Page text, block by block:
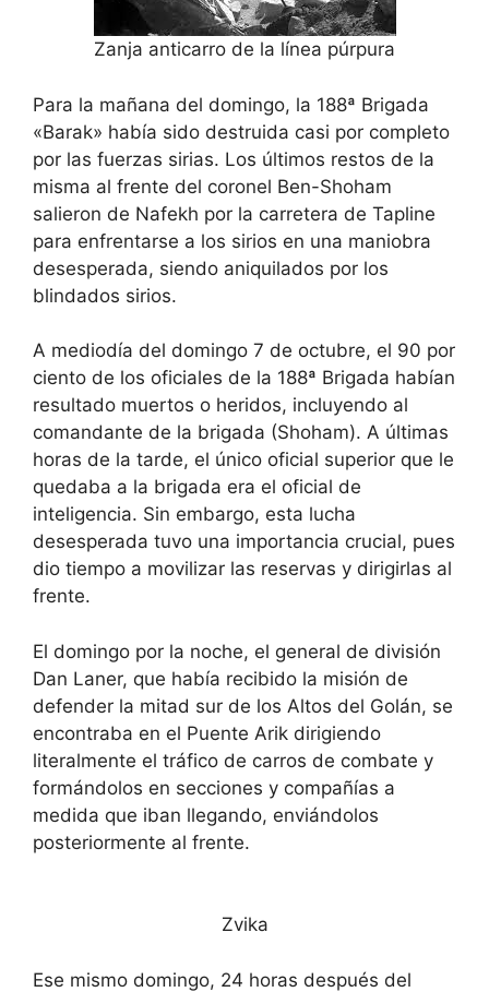
Zanja anticarro de la línea púrpura
Para la mañana del domingo, la 188ª Brigada
«Barak» había sido destruida casi por completo
por las fuerzas sirias. Los últimos restos de la
misma al frente del coronel Ben-Shoham
salieron de Nafekh por la carretera de Tapline
para enfrentarse a los sirios en una maniobra
desesperada, siendo aniquilados por los
blindados sirios.
A mediodía del domingo 7 de octubre, el 90 por
ciento de los oficiales de la 188ª Brigada habían
resultado muertos o heridos, incluyendo al
comandante de la brigada (Shoham). A últimas
horas de la tarde, el único oficial superior que le
quedaba a la brigada era el oficial de
inteligencia. Sin embargo, esta lucha
desesperada tuvo una importancia crucial, pues
dio tiempo a movilizar las reservas y dirigirlas al
frente.
El domingo por la noche, el general de división
Dan Laner, que había recibido la misión de
defender la mitad sur de los Altos del Golán, se
encontraba en el Puente Arik dirigiendo
literalmente el tráfico de carros de combate y
formándolos en secciones y compañías a
medida que iban llegando, enviándolos
posteriormente al frente.
Zvika
Ese mismo domingo, 24 horas después del